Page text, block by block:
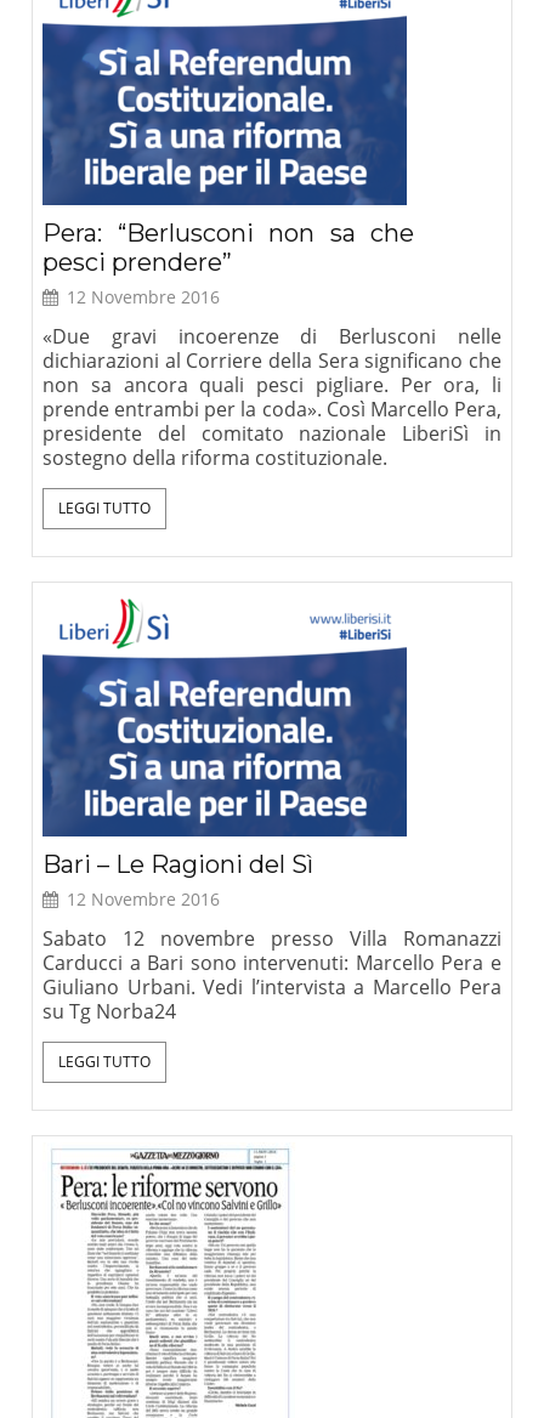
Pera: “Berlusconi non sa che
pesci prendere”
12 Novembre 2016
«Due gravi incoerenze di Berlusconi nelle
dichiarazioni al Corriere della Sera significano che
non sa ancora quali pesci pigliare. Per ora, li
prende entrambi per la coda». Così Marcello Pera,
presidente del comitato nazionale LiberiSì in
sostegno della riforma costituzionale.
LEGGI TUTTO
Bari – Le Ragioni del Sì
12 Novembre 2016
Sabato 12 novembre presso Villa Romanazzi
Carducci a Bari sono intervenuti: Marcello Pera e
Giuliano Urbani. Vedi l’intervista a Marcello Pera
su Tg Norba24
LEGGI TUTTO